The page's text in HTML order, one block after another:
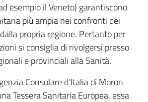
esempio il Veneto) garantiscono
più ampia nei confronti dei
propria regione. Pertanto per
si consiglia di rivolgersi presso
e provinciali alla Sanità.
Consolare d’Italia di Moron
Tessera Sanitaria Europea, essa